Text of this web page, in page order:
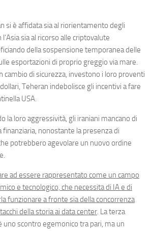
si è affidata sia al riorientamento degli
sia al ricorso alle criptovalute
della sospensione temporanea delle
esportazioni di proprio greggio via mare.
cambio di sicurezza, investono i loro proventi
Teheran indebolisce gli incentivi a fare
USA.
la loro aggressività, gli iraniani mancano di
nonostante la presenza di
potrebbero agevolare un nuovo ordine
ad essere rappresentato come un campo
e tecnologico, che necessita di IA e di
funzionare a fronte sia della concorrenza
della storia ai data center. La terza
uno scontro egemonico tra pari, ma un